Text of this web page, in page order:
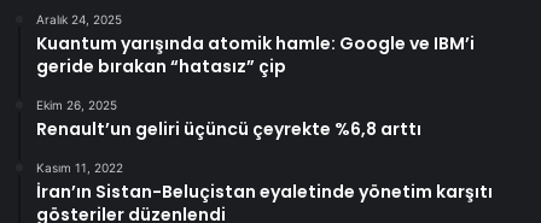
Aralık 24, 2025
Kuantum yarışında atomik hamle: Google ve IBM’i
geride bırakan “hatasız” çip
Ekim 26, 2025
Renault’un geliri üçüncü çeyrekte %6,8 arttı
Kasım 11, 2022
İran’ın Sistan-Beluçistan eyaletinde yönetim karşıtı
gösteriler düzenlendi